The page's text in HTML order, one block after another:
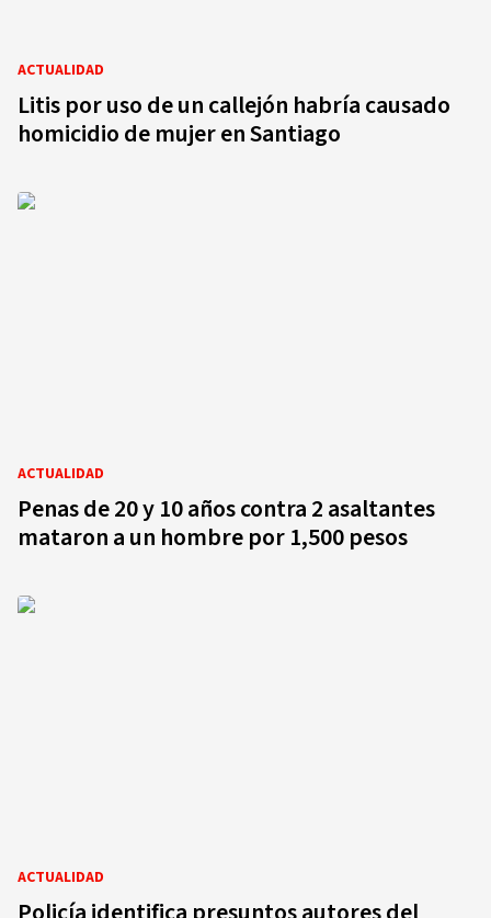
ACTUALIDAD
Litis por uso de un callejón habría causado
homicidio de mujer en Santiago
ACTUALIDAD
Penas de 20 y 10 años contra 2 asaltantes
mataron a un hombre por 1,500 pesos
ACTUALIDAD